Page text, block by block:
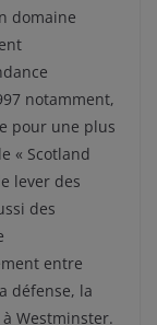
domaine
notamment,
pour une plus
« Scotland
lever des
des
entre
défense, la
Westminster.